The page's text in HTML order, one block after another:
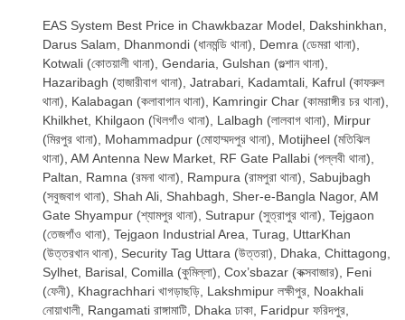
EAS System Best Price in Chawkbazar Model, Dakshinkhan,
Darus Salam, Dhanmondi (ধানমন্ডি থানা), Demra (ডেমরা থানা),
Kotwali (কোতয়ালী থানা), Gendaria, Gulshan (গুল্শান থানা),
Hazaribagh (হাজারীবাগ থানা), Jatrabari, Kadamtali, Kafrul (কাফরুল
থানা), Kalabagan (কলাবাগান থানা), Kamringir Char (কামরাঙ্গীর চর থানা),
Khilkhet, Khilgaon (খিলগাঁও থানা), Lalbagh (লালবাগ থানা), Mirpur
(মিরপুর থানা), Mohammadpur (মোহাম্মদপুর থানা), Motijheel (মতিঝিল
থানা), AM Antenna New Market, RF Gate Pallabi (পল্লবী থানা),
Paltan, Ramna (রমনা থানা), Rampura (রামপুরা থানা), Sabujbagh
(সবুজবাগ থানা), Shah Ali, Shahbagh, Sher-e-Bangla Nagor, AM
Gate Shyampur (শ্যামপুর থানা), Sutrapur (সুত্রাপুর থানা), Tejgaon
(তেজগাঁও থানা), Tejgaon Industrial Area, Turag, UttarKhan
(উত্তরখান থানা), Security Tag Uttara (উত্তরা), Dhaka, Chittagong,
Sylhet, Barisal, Comilla (কুমিল্লা), Cox’sbazar (কক্সবাজার), Feni
(ফেনী), Khagrachhari খাগড়াছড়ি, Lakshmipur লক্ষীপুর, Noakhali
নোয়াখালী, Rangamati রাঙ্গামাটি, Dhaka ঢাকা, Faridpur ফরিদপুর,